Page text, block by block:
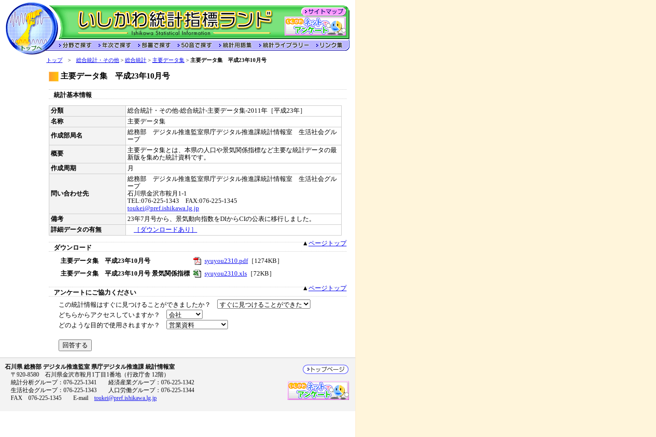
トップ> 総合統計・その他 > 総合統計 > 主要データ集 > 主要データ集 平成23年10月号
主要データ集 平成23年10月号
統計基本情報
分類
総合統計・その他-総合統計-主要データ集-2011年［平成23年］
名称
主要データ集
作成部局名
総務部 デジタル推進監室県庁デジタル推進課統計情報室 生活社会グル
ープ
概要
主要データ集とは、本県の人口や景気関係指標など主要な統計データの最
新版を集めた統計資料です。
作成周期
月
問い合わせ先
総務部 デジタル推進監室県庁デジタル推進課統計情報室 生活社会グル
ープ
石川県金沢市鞍月1-1
TEL:076-225-1343 FAX:076-225-1345
toukei@pref.ishikawa.lg.jp
備考
23年7月号から、景気動向指数をDIからCIの公表に移行しました。
詳細データの有無
［ダウンロードあり］
ダウンロード
▲ページトップ
主要データ集 平成23年10月号 syuyou2310.pdf［1274KB］
主要データ集 平成23年10月号 景気関係指標
syuyou2310.xls ［72KB］
アンケートにご協力ください
▲ページトップ
この統計情報はすぐに見つけることができましたか？
どちらからアクセスしていますか？
どのような目的で使用されますか？
石川県 総務部 デジタル推進監室 県庁デジタル推進課 統計情報室
〒920-8580 石川県金沢市鞍月1丁目1番地（行政庁舎 12階）
統計分析グループ：076-225-1341 経済産業グループ：076-225-1342
生活社会グループ：076-225-1343 人口労働グループ：076-225-1344
FAX 076-225-1345 E-mail toukei@pref.ishikawa.lg.jp